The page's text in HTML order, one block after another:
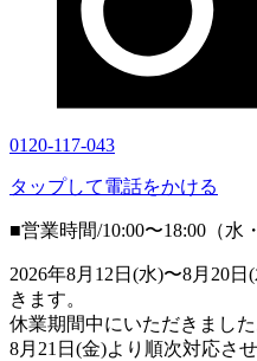
0120-117-043
タップして電話をかける
■営業時間/10:00〜18:00（水
2026年8月12日(水)〜8月20日
きます。
休業期間中にいただきました
8月21日(金)より 順次対応さ